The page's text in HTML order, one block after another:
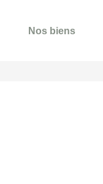
Nos biens